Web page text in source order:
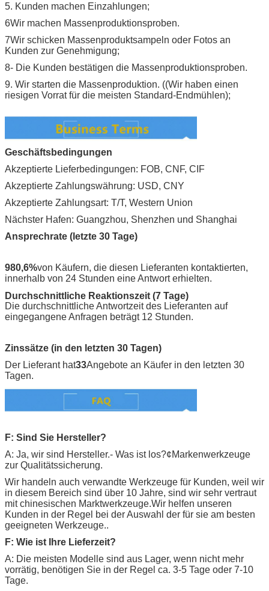
5. Kunden machen Einzahlungen;
6Wir machen Massenproduktionsproben.
7Wir schicken Massenproduktsampeln oder Fotos an
Kunden zur Genehmigung;
8- Die Kunden bestätigen die Massenproduktionsproben.
9. Wir starten die Massenproduktion. ((Wir haben einen
riesigen Vorrat für die meisten Standard-Endmühlen);
Geschäftsbedingungen
Akzeptierte Lieferbedingungen: FOB, CNF, CIF
Akzeptierte Zahlungswährung: USD, CNY
Akzeptierte Zahlungsart: T/T, Western Union
Nächster Hafen: Guangzhou, Shenzhen und Shanghai
Ansprechrate (letzte 30 Tage)
980,6%von Käufern, die diesen Lieferanten kontaktierten,
innerhalb von 24 Stunden eine Antwort erhielten.
Durchschnittliche Reaktionszeit (7 Tage)
Die durchschnittliche Antwortzeit des Lieferanten auf
eingegangene Anfragen beträgt 12 Stunden.
Zinssätze (in den letzten 30 Tagen)
Der Lieferant hat33Angebote an Käufer in den letzten 30
Tagen.
F: Sind Sie Hersteller?
A: Ja, wir sind Hersteller.- Was ist los?¢Markenwerkzeuge
zur Qualitätssicherung.
Wir handeln auch verwandte Werkzeuge für Kunden, weil wir
in diesem Bereich sind über 10 Jahre, sind wir sehr vertraut
mit chinesischen Marktwerkzeuge.Wir helfen unseren
Kunden in der Regel bei der Auswahl der für sie am besten
geeigneten Werkzeuge..
F: Wie ist Ihre Lieferzeit?
A: Die meisten Modelle sind aus Lager, wenn nicht mehr
vorrätig, benötigen Sie in der Regel ca. 3-5 Tage oder 7-10
Tage.